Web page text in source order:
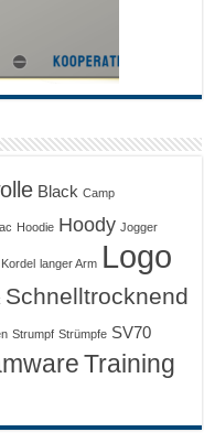
Black Camp
Hoodie Hoody Jogger
Kordel langer Arm Logo
Schnelltrocknend
Strumpf Strümpfe SV70
Training